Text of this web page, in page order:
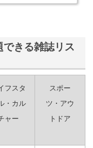
きる雑誌リス
フスタ
・カル
ャー
スポー
ツ・アウ
トドア